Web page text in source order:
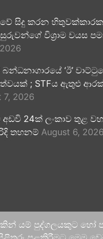
සිදු කරන
විශ්‍රාම වයස
‘ඊ’
; STFය ඇතුළු
7, 2026
24ක් ලංකාව තුළ
තහනම් August 6, 2026
යම් පුද්ගලයකුට